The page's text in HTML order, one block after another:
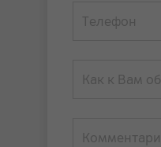
Телефон
Как к Вам